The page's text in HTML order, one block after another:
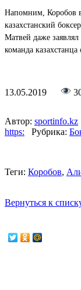
Напомним, Коробов
казахстанский
Матвей даже заявлял
команда казахстанца
13.05.2019
Автор: sportinfo.kz
https:
Рубрика:
Теги: Коробов,
Вернуться к